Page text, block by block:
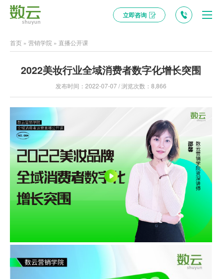
立即咨询
首页 » 营销学院 » 直播公开课
2022美妆行业全域消费者数字化增长突围
发布时间：2022-07-07 / 浏览次数：8,866